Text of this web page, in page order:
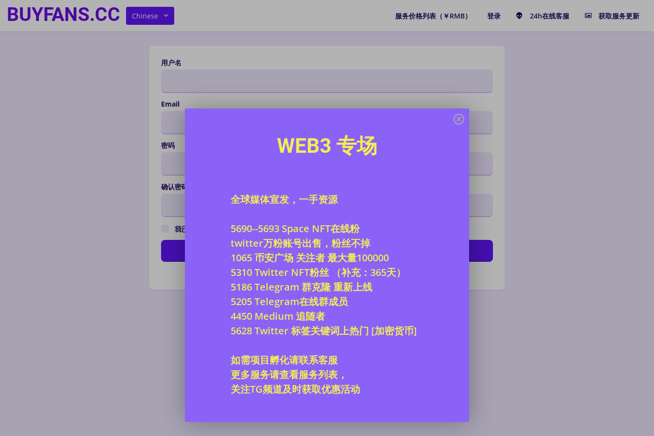
WEB3 专场
全球媒体宣发，一手资源
5690--5693 Space NFT在线粉
twitter万粉账号出售，粉丝不掉
1065 币安广场 关注者 最大量100000
5310 Twitter NFT粉丝 （补充：365天）
5186 Telegram 群克隆 重新上线
5205 Telegram在线群成员
4450 Medium 追随者
5628 Twitter 标签关键词上热门 [加密货币]
如需项目孵化请联系客服
更多服务请查看服务列表，
关注TG频道及时获取优惠活动
BUYFANS.CC Chinese 服务价格列表（￥RMB） 登录 24h在线客服 获取服务更新
用户名
Email
密码
确认密码
我已阅读并同意 服务条款
点击注册
已有账号？ 登录